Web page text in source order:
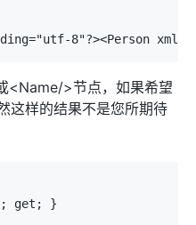
<Name/>节点，如果希望
这样的结果不是您所期待